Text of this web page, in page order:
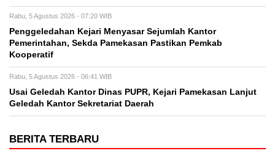
Rabu, 5 Agustus 2026 - 07:20 WIB
Penggeledahan Kejari Menyasar Sejumlah Kantor
Pemerintahan, Sekda Pamekasan Pastikan Pemkab
Kooperatif
Rabu, 5 Agustus 2026 - 06:41 WIB
Usai Geledah Kantor Dinas PUPR, Kejari Pamekasan Lanjut
Geledah Kantor Sekretariat Daerah
BERITA TERBARU